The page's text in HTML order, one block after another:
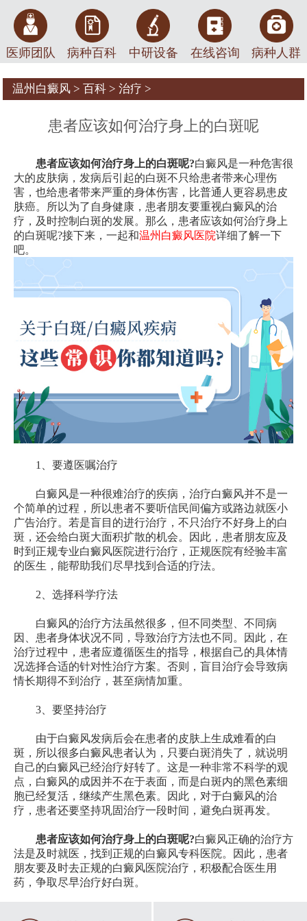
医师团队 病种百科 中研设备 在线咨询 病种人群
温州白癜风> 百科> 治疗 >
患者应该如何治疗身上的白斑呢
患者应该如何治疗身上的白斑呢?白癜风是一种危害很
大的皮肤病，发病后引起的白斑不只给患者带来心理伤
害，也给患者带来严重的身体伤害，比普通人更容易患皮
肤癌。所以为了自身健康，患者朋友要重视白癜风的治
疗，及时控制白斑的发展。那么，患者应该如何治疗身上
的白斑呢?接下来，一起和温州白癜风医院详细了解一下
吧。
1、要遵医嘱治疗
白癜风是一种很难治疗的疾病，治疗白癜风并不是一
个简单的过程，所以患者不要听信民间偏方或路边就医小
广告治疗。若是盲目的进行治疗，不只治疗不好身上的白
斑，还会给白斑大面积扩散的机会。因此，患者朋友应及
时到正规专业白癜风医院进行治疗，正规医院有经验丰富
的医生，能帮助我们尽早找到合适的疗法。
2、选择科学疗法
白癜风的治疗方法虽然很多，但不同类型、不同病
因、患者身体状况不同，导致治疗方法也不同。因此，在
治疗过程中，患者应遵循医生的指导，根据自己的具体情
况选择合适的针对性治疗方案。否则，盲目治疗会导致病
情长期得不到治疗，甚至病情加重。
3、要坚持治疗
由于白癜风发病后会在患者的皮肤上生成难看的白
斑，所以很多白癜风患者认为，只要白斑消失了，就说明
自己的白癜风已经治疗好转了。这是一种非常不科学的观
点，白癜风的成因并不在于表面，而是白斑内的黑色素细
胞已经复活，继续产生黑色素。因此，对于白癜风的治
疗，患者还要坚持巩固治疗一段时间，避免白斑再发。
患者应该如何治疗身上的白斑呢?白癜风正确的治疗方
法是及时就医，找到正规的白癜风专科医院。因此，患者
朋友要及时去正规的白癜风医院治疗，积极配合医生用
药，争取尽早治疗好白斑。